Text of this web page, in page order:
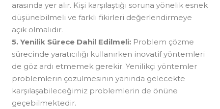
arasında yer alır. Kişi karşılaştığı soruna yönelik esnek
düşünebilmeli ve farklı fikirleri değerlendirmeye
açık olmalıdır.
5. Yenilik Sürece Dahil Edilmeli: Problem çözme
sürecinde yaratıcılığı kullanırken inovatif yöntemleri
de göz ardı etmemek gerekir. Yenilikçi yöntemler
problemlerin çözülmesinin yanında gelecekte
karşılaşabileceğimiz problemlerin de önüne
geçebilmektedir.